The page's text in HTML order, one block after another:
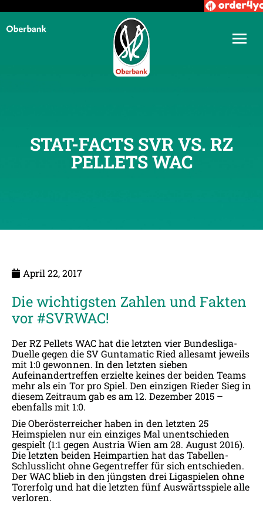
STAT-FACTS SVR VS. RZ
PELLETS WAC
April 22, 2017
Die wichtigsten Zahlen und Fakten
vor #SVRWAC!
Der RZ Pellets WAC hat die letzten vier Bundesliga-
Duelle gegen die SV Guntamatic Ried allesamt jeweils
mit 1:0 gewonnen. In den letzten sieben
Aufeinandertreffen erzielte keines der beiden Teams
mehr als ein Tor pro Spiel. Den einzigen Rieder Sieg in
diesem Zeitraum gab es am 12. Dezember 2015 –
ebenfalls mit 1:0.
Die Oberösterreicher haben in den letzten 25
Heimspielen nur ein einziges Mal unentschieden
gespielt (1:1 gegen Austria Wien am 28. August 2016).
Die letzten beiden Heimpartien hat das Tabellen-
Schlusslicht ohne Gegentreffer für sich entschieden.
Der WAC blieb in den jüngsten drei Ligaspielen ohne
Torerfolg und hat die letzten fünf Auswärtsspiele alle
verloren.